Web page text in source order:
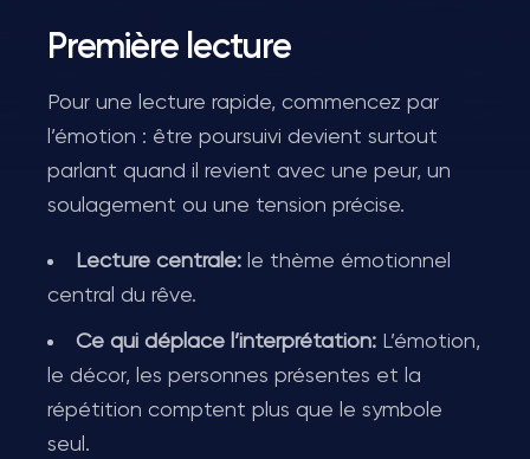
Première lecture
Pour une lecture rapide, commencez par
l’émotion : être poursuivi devient surtout
parlant quand il revient avec une peur, un
soulagement ou une tension précise.
Lecture centrale: le thème émotionnel
central du rêve.
Ce qui déplace l’interprétation: L’émotion,
le décor, les personnes présentes et la
répétition comptent plus que le symbole
seul.